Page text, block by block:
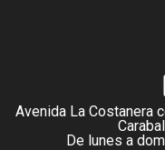
Avenida La Costanera
De lunes a